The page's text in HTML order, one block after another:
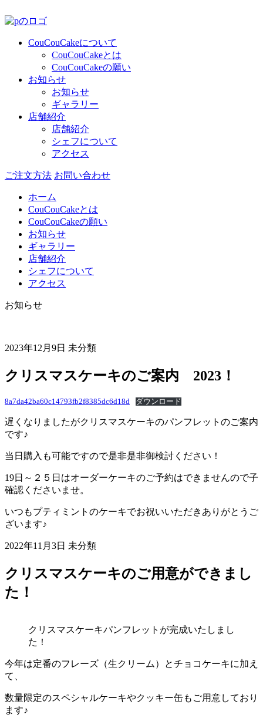
CouCouCakeについて
CouCouCakeとは
CouCouCakeの願い
お知らせ
お知らせ
ギャラリー
店舗紹介
店舗紹介
シェフについて
アクセス
ご注文方法 お問い合わせ
ホーム
CouCouCakeとは
CouCouCakeの願い
お知らせ
ギャラリー
店舗紹介
シェフについて
アクセス
お知らせ
2023年12月9日 未分類
クリスマスケーキのご案内 2023！
8a7da42ba60c14793fb2f8385dc6d18d ダウンロード
遅くなりましたがクリスマスケーキのパンフレットのご案内
です♪
当日購入も可能ですので是非是非御検討ください！
19日～２５日はオーダーケーキのご予約はできませんので子
確認くださいませ。
いつもプティミントのケーキでお祝いいただきありがとうご
ざいます♪
2022年11月3日 未分類
クリスマスケーキのご用意ができまし
た！
クリスマスケーキパンフレットが完成いたしまし
た！
今年は定番のフレーズ（生クリーム）とチョコケーキに加え
て、
数量限定のスペシャルケーキやクッキー缶もご用意しており
ます♪